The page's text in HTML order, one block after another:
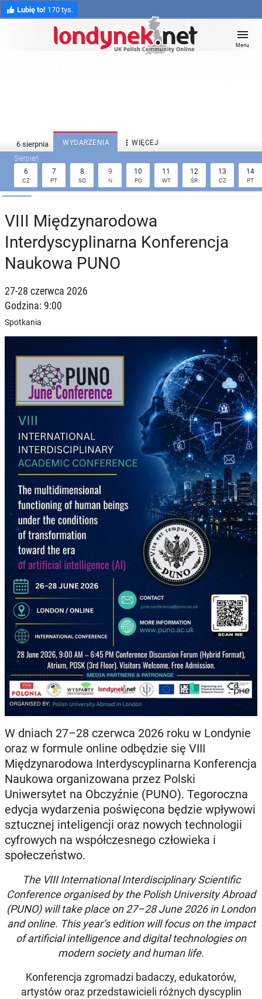
Lubię to! 170 tys.
Menu
WYDARZENIA  WIĘCEJ
6
CZ
7
PT
8
SO
9
N
10
PO
11
WT
12
ŚR
13
CZ
14
PT
VIII Międzynarodowa
Interdyscyplinarna Konferencja
Naukowa PUNO
27-28 czerwca 2026
Godzina: 9:00
Spotkania
W dniach 27–28 czerwca 2026 roku w Londynie
oraz w formule online odbędzie się VIII
Międzynarodowa Interdyscyplinarna Konferencja
Naukowa organizowana przez Polski
Uniwersytet na Obczyźnie (PUNO). Tegoroczna
edycja wydarzenia poświęcona będzie wpływowi
sztucznej inteligencji oraz nowych technologii
cyfrowych na współczesnego człowieka i
społeczeństwo.
The VIII International Interdisciplinary Scientific
Conference organised by the Polish University Abroad
(PUNO) will take place on 27–28 June 2026 in London
and online. This year’s edition will focus on the impact
of artificial intelligence and digital technologies on
modern society and human life.
Konferencja zgromadzi badaczy, edukatorów,
artystów oraz przedstawicieli różnych dyscyplin